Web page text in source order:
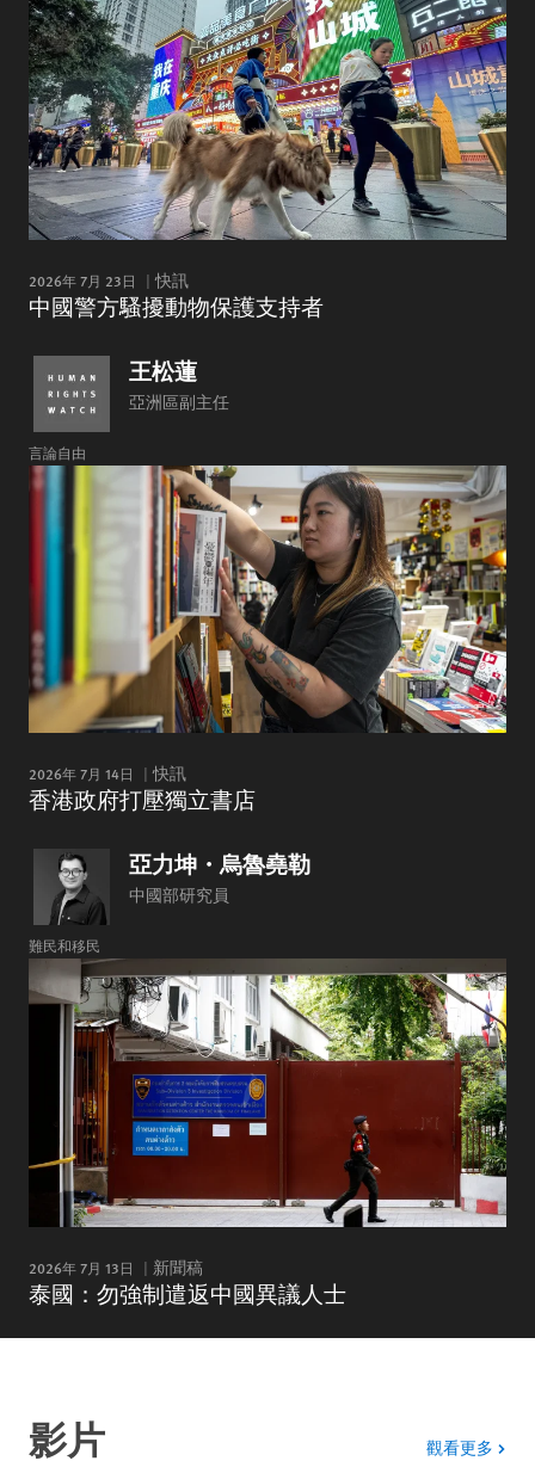
2026年 7月 23日 快訊
中國警方騷擾動物保護支持者
王松蓮
亞洲區副主任
言論自由
2026年 7月 14日 快訊
香港政府打壓獨立書店
亞力坤・烏魯堯勒
中國部研究員
難民和移民
2026年 7月 13日 新聞稿
泰國：勿強制遣返中國異議人士
影片 觀看更多 影片